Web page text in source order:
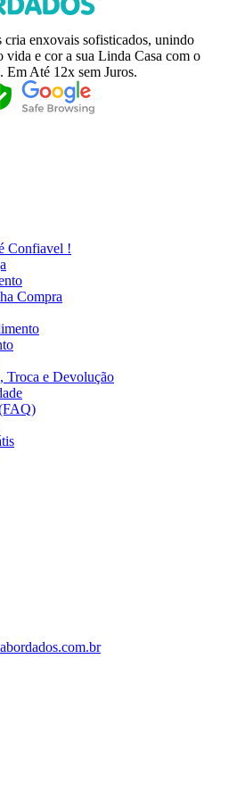
enxovais sofisticados, unindo
vida e cor a sua Linda Casa com o
Em Até 12x sem Juros.
Confiavel !
Compra
Troca e Devolução